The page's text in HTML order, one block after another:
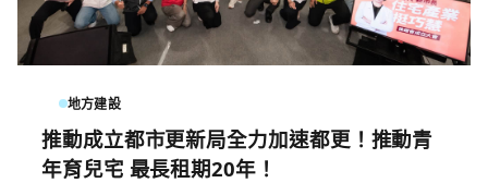
地方建設
推動成立都市更新局全力加速都更！推動青
年育兒宅 最長租期20年！